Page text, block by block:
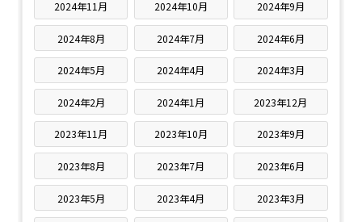
2024年11月 2024年10月 2024年9月
2024年8月 2024年7月 2024年6月
2024年5月 2024年4月 2024年3月
2024年2月 2024年1月 2023年12月
2023年11月 2023年10月 2023年9月
2023年8月 2023年7月 2023年6月
2023年5月 2023年4月 2023年3月